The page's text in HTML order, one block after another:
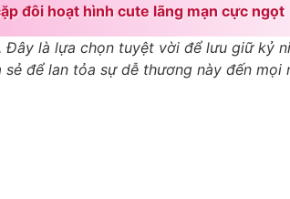
đôi hoạt hình cute lãng mạn cực ngọt
là lựa chọn tuyệt vời để lưu giữ kỷ
để lan tỏa sự dễ thương này đến mọi